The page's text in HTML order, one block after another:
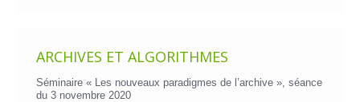
ARCHIVES ET ALGORITHMES
Séminaire « Les nouveaux paradigmes de l’archive », séance
du 3 novembre 2020